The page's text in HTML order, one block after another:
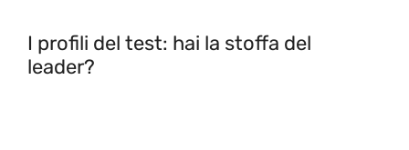
I profili del test: hai la stoffa del
leader?